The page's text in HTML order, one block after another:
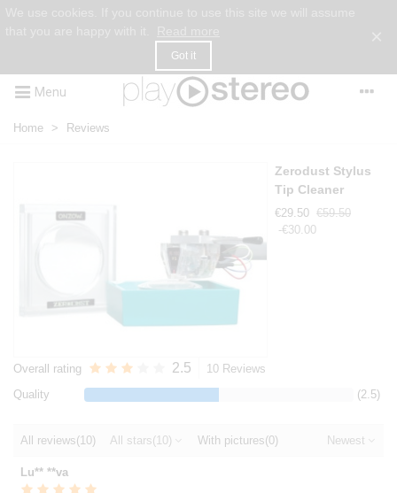
Got it
Menu
Home > Reviews
Zerodust Stylus
Tip Cleaner
€29.50 €59.50
-€30.00
Overall rating 2.5
10 Reviews
Quality
(2.5)
All reviews(10) All stars(10) With pictures(0) Newest
Lu** **va